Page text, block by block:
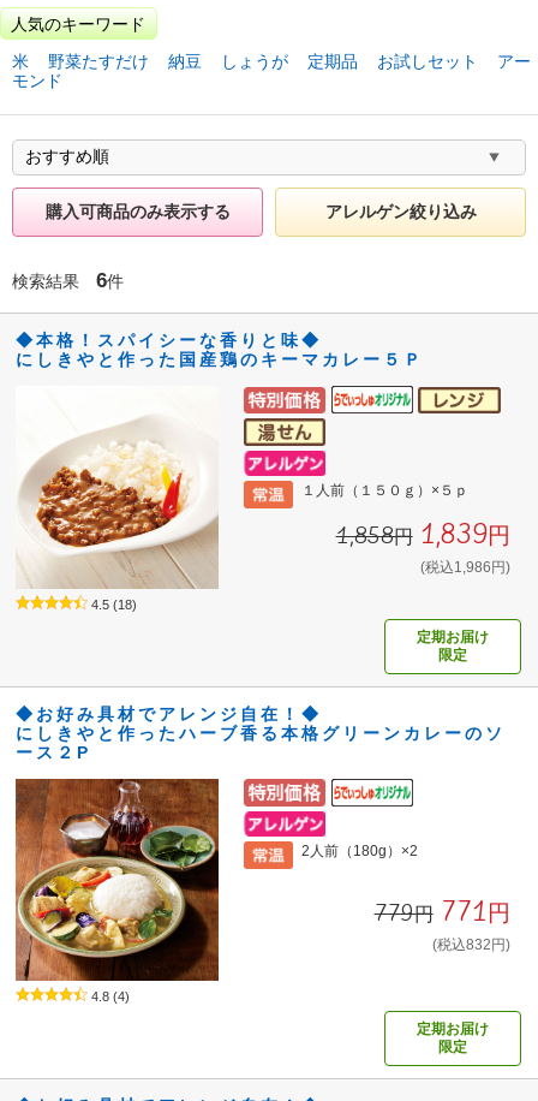
人気のキーワード
米
野菜たすだけ 納豆 しょうが 定期品 お試しセット
アー
モンド
購入可商品のみ表示する アレルゲン絞り込み
検索結果 6件
◆本格！スパイシーな香りと味◆
にしきやと作った国産鶏のキーマカレー５Ｐ
１人前（１５０ｇ）×５ｐ
1,858円 1,839円
(税込1,986円)
4.5 (18)
定期お届け
限定
◆お好み具材でアレンジ自在！◆
にしきやと作ったハーブ香る本格グリーンカレーのソ
ース２P
2人前（180g）×2
779円 771円
(税込832円)
4.8 (4)
定期お届け
限定